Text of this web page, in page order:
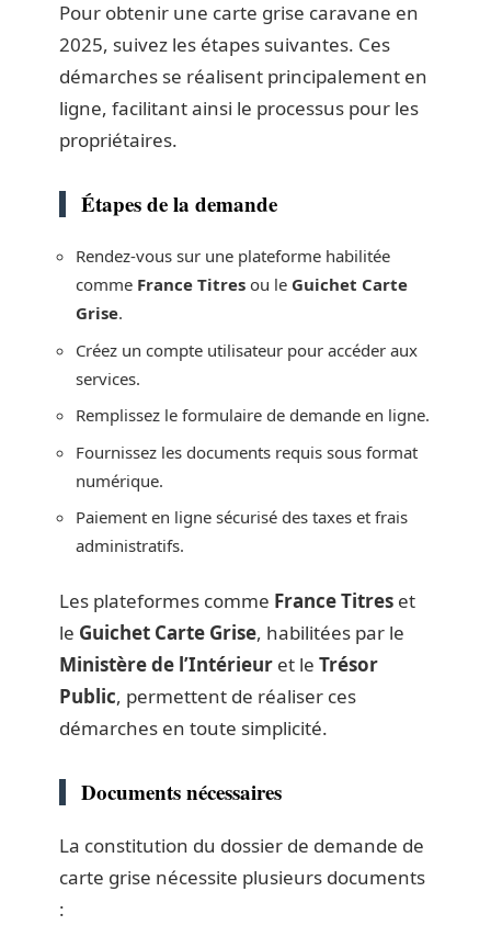
Pour obtenir une carte grise caravane en
2025, suivez les étapes suivantes. Ces
démarches se réalisent principalement en
ligne, facilitant ainsi le processus pour les
propriétaires.
Étapes de la demande
Rendez-vous sur une plateforme habilitée
comme France Titres ou le Guichet Carte
Grise.
Créez un compte utilisateur pour accéder aux
services.
Remplissez le formulaire de demande en ligne.
Fournissez les documents requis sous format
numérique.
Paiement en ligne sécurisé des taxes et frais
administratifs.
Les plateformes comme France Titres et
le Guichet Carte Grise, habilitées par le
Ministère de l’Intérieur et le Trésor
Public, permettent de réaliser ces
démarches en toute simplicité.
Documents nécessaires
La constitution du dossier de demande de
carte grise nécessite plusieurs documents
: